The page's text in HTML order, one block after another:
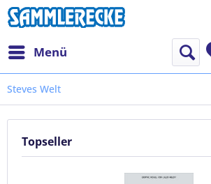
Menü
Steves Welt
Topseller